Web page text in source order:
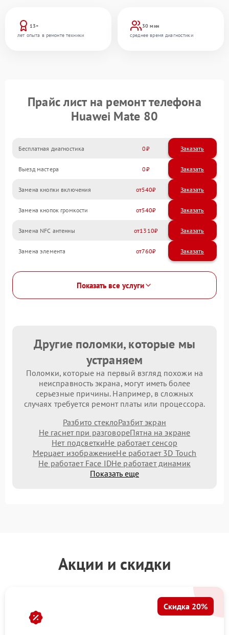
13+
лет опыта в ремонте техники
30 мин
среднее время диагностики
Прайс лист на ремонт телефона
Huawei Mate 80
Бесплатная диагностика 0 Заказать
Выезд мастера 0 Заказать
Замена кнопки включения 540
Замена кнопок громкости 540
Замена NFC антенны 1310
Замена элемента 760
Показать все услуги
Другие поломки, которые мы
устраняем
Поломки, которые на первый взгляд похожи на
неисправность экрана, могут иметь более
серьезные причины. Например, в сложных
случаях требуется ремонт платы или процессора.
Разбито стеклоРазбит экран
Не гаснет при разговореПятна на экране
Нет подсветкиНе работает сенсор
Мерцает изображениеНе работает 3D Touch
Не работает Face IDНе работает динамик
Показать еще
Акции и скидки
Скидка 20%